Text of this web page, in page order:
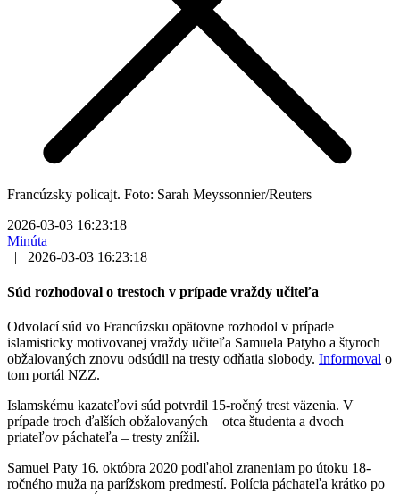
Francúzsky policajt. Foto: Sarah Meyssonnier/Reuters
2026-03-03 16:23:18
Minúta
|
2026-03-03 16:23:18
Súd rozhodoval o trestoch v prípade vraždy učiteľa
Odvolací súd vo Francúzsku opätovne rozhodol v prípade
islamisticky motivovanej vraždy učiteľa Samuela Patyho a štyroch
obžalovaných znovu odsúdil na tresty odňatia slobody. Informoval o
tom portál NZZ.
Islamskému kazateľovi súd potvrdil 15-ročný trest väzenia. V
prípade troch ďalších obžalovaných – otca študenta a dvoch
priateľov páchateľa – tresty znížil.
Samuel Paty 16. októbra 2020 podľahol zraneniam po útoku 18-
ročného muža na parížskom predmestí. Polícia páchateľa krátko po